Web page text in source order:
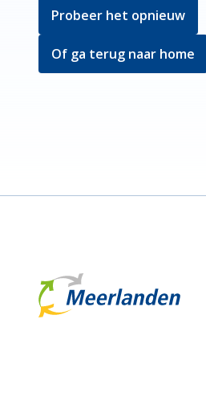
Probeer het opnieuw
Of ga terug naar home
Meerlanden Logo